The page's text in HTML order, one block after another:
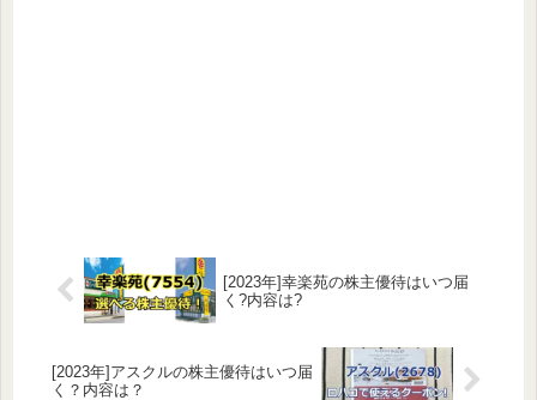
[2023年]幸楽苑の株主優待はいつ届
く?内容は?
[2023年]アスクルの株主優待はいつ届
く？内容は？